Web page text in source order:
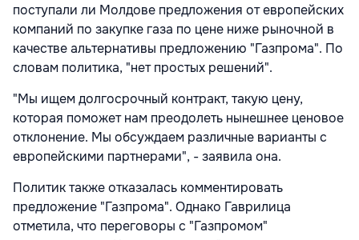
поступали ли Молдове предложения от европейских
компаний по закупке газа по цене ниже рыночной в
качестве альтернативы предложению "Газпрома". По
словам политика, "нет простых решений".
"Мы ищем долгосрочный контракт, такую цену,
которая поможет нам преодолеть нынешнее ценовое
отклонение. Мы обсуждаем различные варианты с
европейскими партнерами", - заявила она.
Политик также отказалась комментировать
предложение "Газпрома". Однако Гаврилица
отметила, что переговоры с "Газпромом"